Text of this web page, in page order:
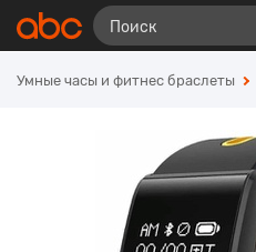
Умные часы и фитнес браслеты